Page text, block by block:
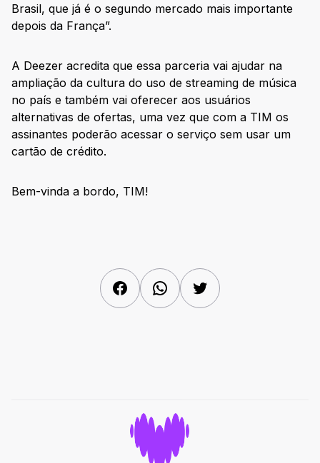
Brasil, que já é o segundo mercado mais importante
depois da França”.
A Deezer acredita que essa parceria vai ajudar na
ampliação da cultura do uso de streaming de música
no país e também vai oferecer aos usuários
alternativas de ofertas, uma vez que com a TIM os
assinantes poderão acessar o serviço sem usar um
cartão de crédito.
Bem-vinda a bordo, TIM!
FacebookWhatsAppTwitter